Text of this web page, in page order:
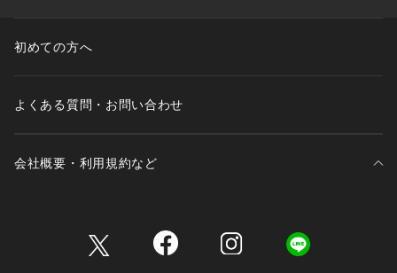
初めての方へ
よくある質問・お問い合わせ
会社概要・利用規約など